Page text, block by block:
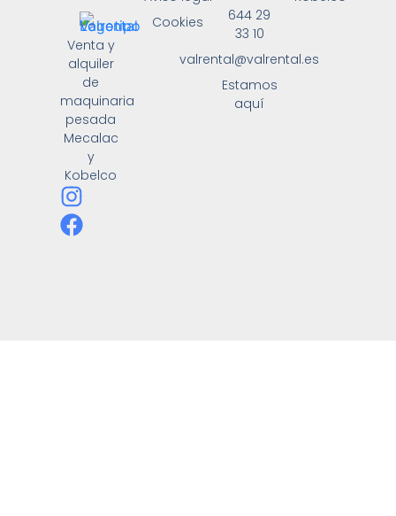
Venta y
alquiler
de
maquinaria
pesada
Mecalac
y
Kobelco
644 29
33 10
valrental@valrental.es
Estamos
aquí
Cookies